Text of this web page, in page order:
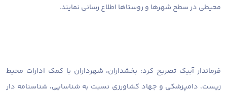
محیطی در سطح شهرها و روستاها اطلاع رسانی نمایند.
فرماندار آبیک تصریح کرد: بخشداران، شهرداران با کمک ادارات محیط
زیست، دامپزشکی و جهاد کشاورزی نسبت به شناسایی، شناسنامه دار